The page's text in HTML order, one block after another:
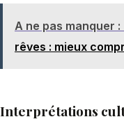
A ne pas manquer :
rêves : mieux
Interprétations